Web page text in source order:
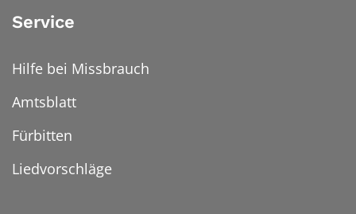
Service
Hilfe bei Missbrauch
Amtsblatt
Fürbitten
Liedvorschläge